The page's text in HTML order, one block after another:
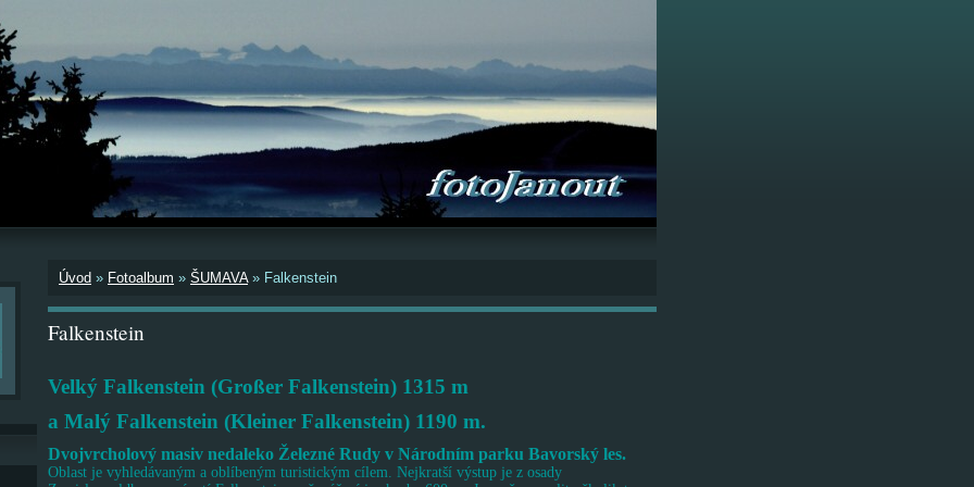
Úvod » Fotoalbum » ŠUMAVA» Falkenstein
Falkenstein
Velký Falkenstein (Großer Falkenstein) 1315 m
a Malý Falkenstein (Kleiner Falkenstein) 1190 m.
Dvojvrcholový masiv nedaleko Železné Rudy v Národním parku Bavorský les.
Oblast je vyhledávaným a oblíbeným turistickým cílem. Nejkratší výstup je z osady